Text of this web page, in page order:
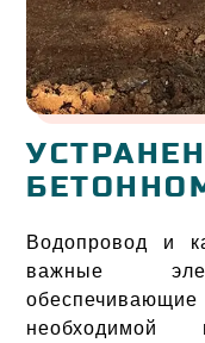
Водопровод и
важные